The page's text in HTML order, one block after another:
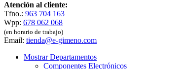
Atención al cliente:
Tfno.: 963 704 163
Wpp: 678 062 068
(en horario de trabajo)
Email: tienda@e-gimeno.com
Mostrar Departamentos
Componentes Electrónicos